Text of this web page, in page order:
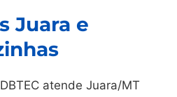
Juara e
atende Juara/MT